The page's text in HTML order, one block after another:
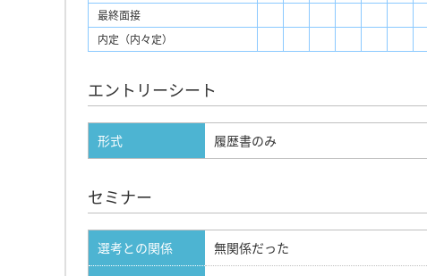
最終面接
内定（内々定）
エントリーシート
形式 履歴書のみ
セミナー
選考との関係
無関係だった